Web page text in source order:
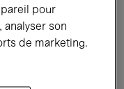
pour
analyser son
de marketing.